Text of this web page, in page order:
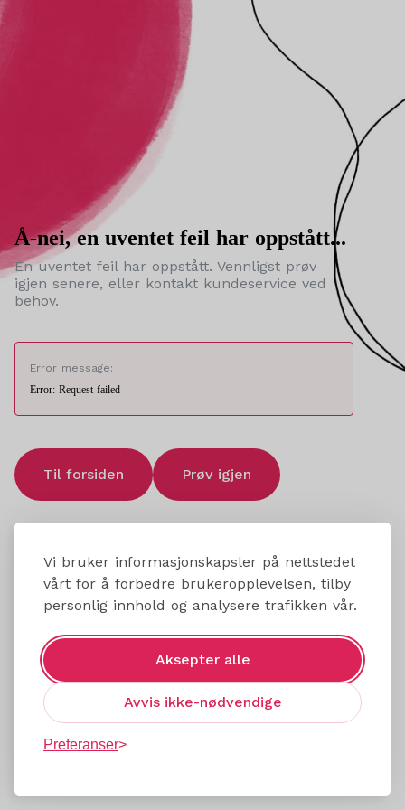
Vi bruker informasjonskapsler på nettstedet
vårt for å forbedre brukeropplevelsen, tilby
personlig innhold og analysere trafikken vår.
Aksepter alle
Avvis ikke-nødvendige
Preferanser
Å-nei, en uventet feil har oppstått...
En uventet feil har oppstått. Vennligst prøv
igjen senere, eller kontakt kundeservice ved
behov.
Error message:
Error: Request failed
Til forsiden Prøv igjen